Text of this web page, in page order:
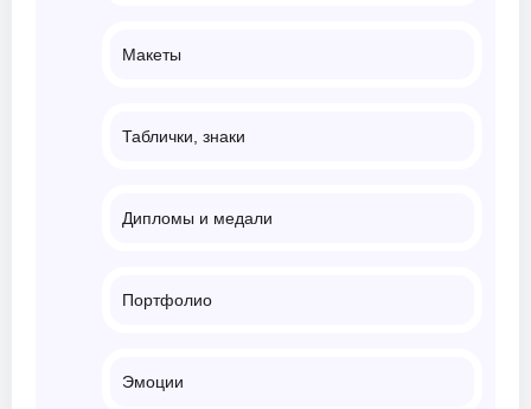
Макеты
Таблички, знаки
Дипломы и медали
Портфолио
Эмоции